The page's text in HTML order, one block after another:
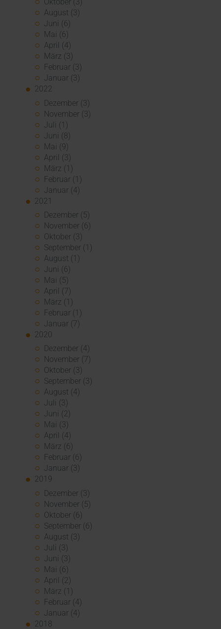
August (3)
Juni (6)
Mai (6)
April (4)
März (3)
Februar (3)
Januar (3)
2022
Dezember (3)
November (3)
Juli (1)
Juni (8)
Mai (9)
April (3)
März (1)
Februar (1)
Januar (4)
2021
Dezember (5)
November (6)
Oktober (3)
September (1)
August (1)
Juni (6)
Mai (5)
April (7)
März (1)
Februar (1)
Januar (7)
2020
Dezember (4)
November (7)
Oktober (3)
September (3)
August (4)
Juli (3)
Juni (2)
Mai (3)
April (4)
März (6)
Februar (6)
Januar (3)
2019
Dezember (3)
November (5)
Oktober (6)
September (6)
August (3)
Juli (3)
Juni (3)
Mai (6)
April (2)
März (1)
Februar (4)
Januar (4)
2018